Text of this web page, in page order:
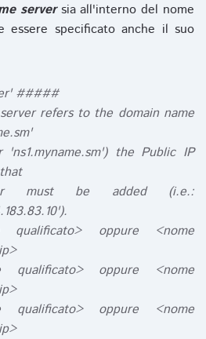
serversia all'interno del nome
essere specificato anche il suo
#####
refers to the domain name
the Public IP
must be added (i.e.:
qualificato> oppure <nome
qualificato> oppure <nome
qualificato> oppure <nome